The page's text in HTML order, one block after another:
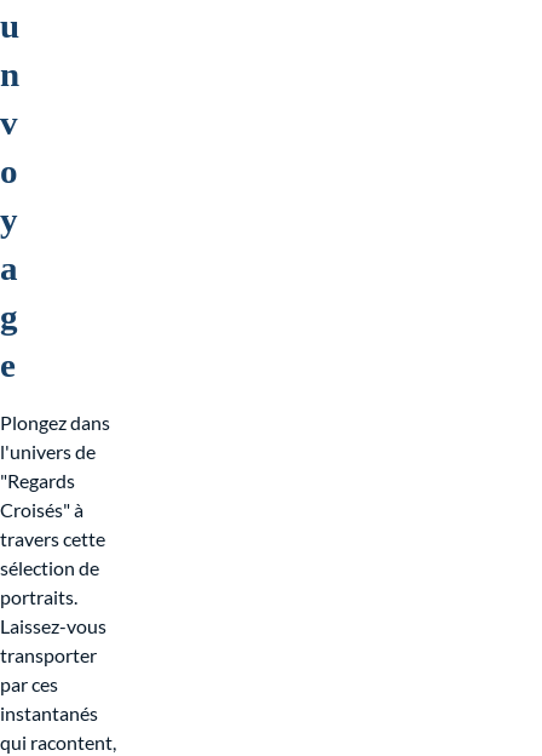
u
n
v
o
y
a
g
e
Plongez dans
l'univers de
"Regards
Croisés" à
travers cette
sélection de
portraits.
Laissez-vous
transporter
par ces
instantanés
qui racontent,